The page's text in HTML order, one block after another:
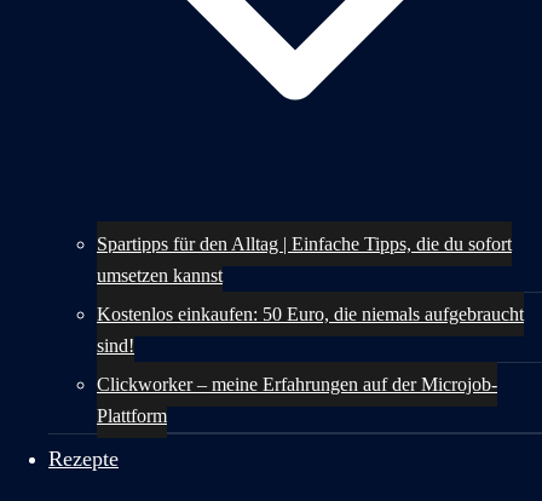
Spartipps für den Alltag | Einfache Tipps, die du sofort
umsetzen kannst
Kostenlos einkaufen: 50 Euro, die niemals aufgebraucht
sind!
Clickworker – meine Erfahrungen auf der Microjob-
Plattform
Rezepte